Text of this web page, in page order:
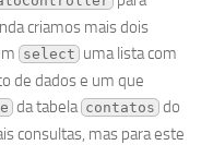
criamos mais dois
select uma lista com
de dados e um que
da tabela contatos do
consultas, mas para este